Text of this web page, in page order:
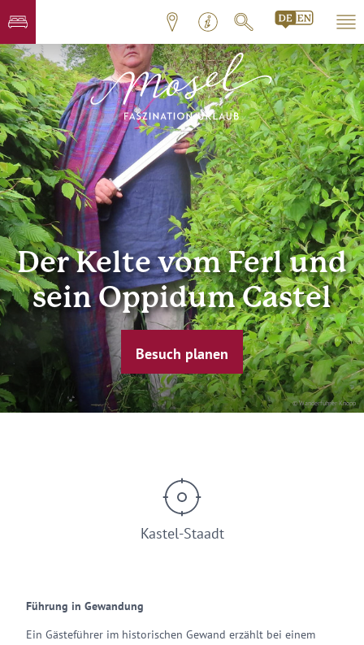
© Wanderführer Knopp
Der Kelte vom Ferl und
sein Oppidum Castel
Besuch planen
Kastel-Staadt
Führung in Gewandung
Ein Gästeführer im historischen Gewand erzählt bei einem